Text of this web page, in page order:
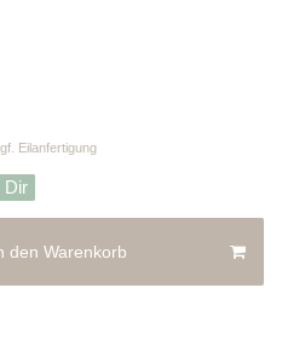
Eilanfertigung
Dir
den Warenkorb